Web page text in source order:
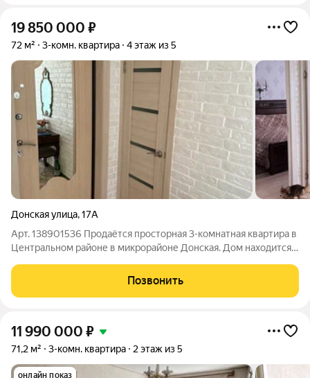
19 850 000 ₽
72 м² 3-комн. квартира 4 этаж из 5
Донская улица,17А
Арт. 138901536 Продаётся просторная 3-комнатная квартира в
Центральном районе в микрорайоне Донская. Дом находится в
выполнен дизайнерский ремонт, раздельный санузел, лоджия.
Окна выходят во двор и
Позвонить
11 990 000 ₽
71,2 м² 3-комн. квартира 2 этаж из 5
онлайн показ